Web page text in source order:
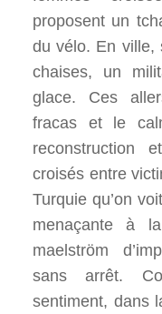
proposent un
du vélo. En ville,
chaises, un
glace. Ces
fracas et le
reconstruction
croisés entre
Turquie qu’on
menaçante à
maelström
sans arrêt.
sentiment, dans